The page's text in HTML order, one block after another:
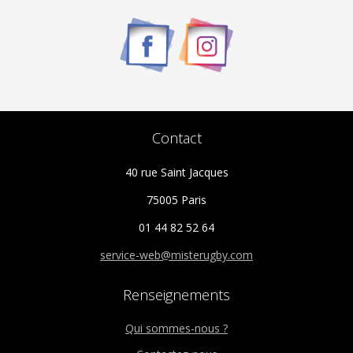
Contact
40 rue Saint Jacques
75005 Paris
01 44 82 52 64
service-web@misterugby.com
Renseignements
Qui sommes-nous ?